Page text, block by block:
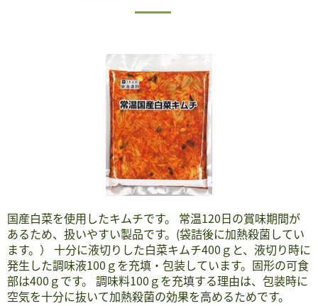
国産白菜を使用したキムチです。 常温120日の賞味期間が
あるため、扱いやすい製品です。(袋詰後に加熱殺菌してい
ます。） 十分に液切りした白菜キムチ400ｇと、液切り時に
発生した調味液100ｇを充填・包装しています。固形の可食
部は400ｇです。 調味料100ｇを充填する理由は、包装時に
空気を十分に抜いて加熱殺菌の効果を高めるためです。